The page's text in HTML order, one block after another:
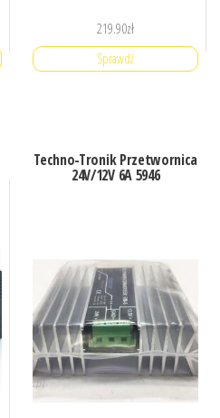
219.90zł
Sprawdź
Techno-Tronik Przetwornica
24V/12V 6A 5946